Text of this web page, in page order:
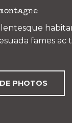
fames ac
PHOTOS